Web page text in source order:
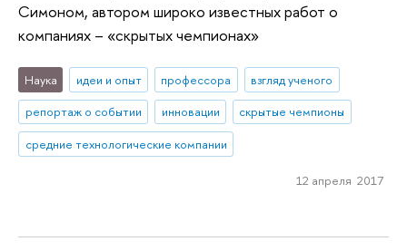
Симоном, автором широко известных работ о
компаниях – «скрытых чемпионах»
Наука идеи и опыт профессора
взгляд ученого
репортаж о событии
инновации
скрытые чемпионы
средние технологические компании
12 апреля 2017